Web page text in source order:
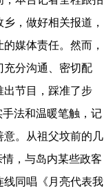
，做好相关报道，
媒体责任。然而，
充分沟通、密切配
出节目，踩准了步
法和温暖笔触，记
。从祖父坟前的几
，与岛内某些政客
同唱《月亮代表我